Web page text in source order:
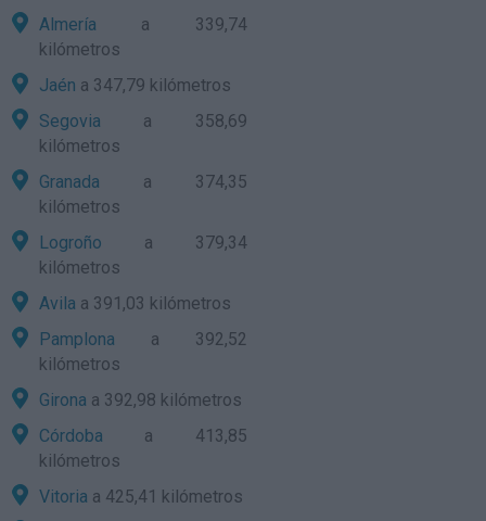
Almería a 339,74
kilómetros
Jaén a 347,79 kilómetros
Segovia a 358,69
kilómetros
Granada a 374,35
kilómetros
Logroño a 379,34
kilómetros
Avila a 391,03 kilómetros
Pamplona a 392,52
kilómetros
Girona a 392,98 kilómetros
Córdoba a 413,85
kilómetros
Vitoria a 425,41 kilómetros